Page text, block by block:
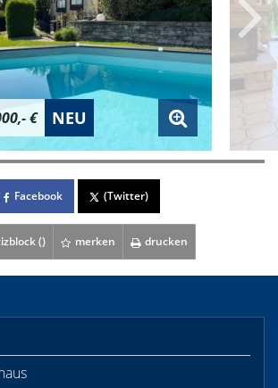
€ NEU
Facebook (Twitter)
() merken drucken